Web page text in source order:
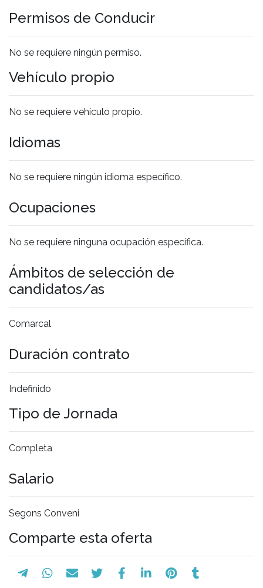
Permisos de Conducir
No se requiere ningún permiso.
Vehículo propio
No se requiere vehículo propio.
Idiomas
No se requiere ningún idioma específico.
Ocupaciones
No se requiere ninguna ocupación específica.
Ámbitos de selección de
candidatos/as
Comarcal
Duración contrato
Indefinido
Tipo de Jornada
Completa
Salario
Segons Conveni
Comparte esta oferta